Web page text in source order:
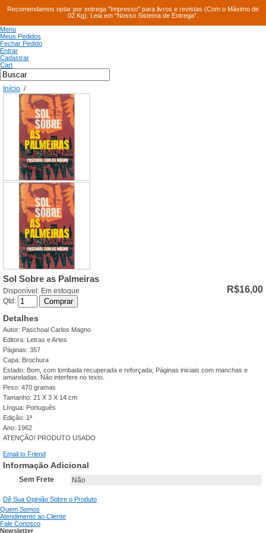
Recomendamos optar por entrega "Impresso" para livros e revistas (Com o Máximo de
02 Kg). Leia em “Nosso Sistema de Entrega”.
Menu
Meus Pedidos
Fechar Pedido
Entrar
Cadastrar
Cart
Início /
Sol Sobre as Palmeiras
Disponível: Em estoque R$16,00
Qtd: Comprar
Detalhes
Autor: Paschoal Carlos Magno
Editora: Letras e Artes
Páginas: 357
Capa: Brochura
Estado: Bom, com lombada recuperada e reforçada; Páginas iniciais com manchas e
amareladas. Não interfere no texto.
Peso: 470 gramas
Tamanho: 21 X 3 X 14 cm
Língua: Português
Edição: 1ª
Ano: 1962
ATENÇÃO! PRODUTO USADO
Email to Friend
Informação Adicional
Sem Frete Não
Dê Sua Opinião Sobre o Produto
Quem Somos
Atendimento ao Cliente
Fale Conosco
Newsletter